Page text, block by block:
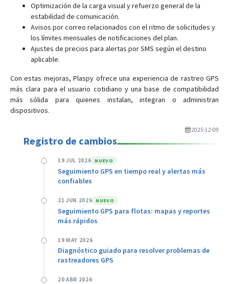
Optimización de la carga visual y refuerzo general de la
estabilidad de comunicación.
Avisos por correo relacionados con el ritmo de solicitudes y
los límites mensuales de notificaciones del plan.
Ajustes de precios para alertas por SMS según el destino
aplicable.
Con estas mejoras, Plaspy ofrece una experiencia de rastreo GPS
más clara para el usuario cotidiano y una base de compatibilidad
más sólida para quienes instalan, integran o administran
dispositivos.
2025-12-09
Registro de cambios
19 JUL 2026 NUEVO
Seguimiento GPS en tiempo real y alertas más
confiables
21 JUN 2026 NUEVO
Seguimiento GPS para flotas: mapas y reportes
más rápidos
19 MAY 2026
Diagnóstico guiado para resolver problemas de
rastreadores GPS
20 ABR 2026